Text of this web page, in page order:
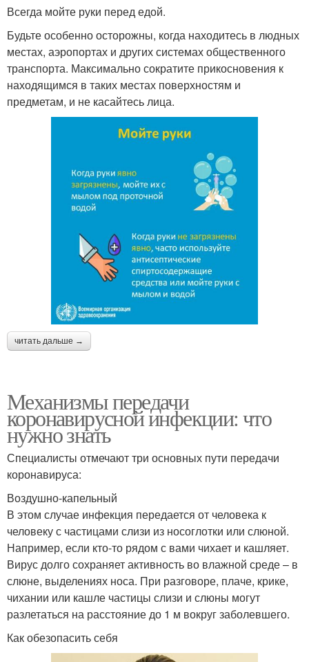
Всегда мойте руки перед едой.
Будьте особенно осторожны, когда находитесь в людных
местах, аэропортах и других системах общественного
транспорта. Максимально сократите прикосновения к
находящимся в таких местах поверхностям и
предметам, и не касайтесь лица.
читать дальше →
Механизмы передачи
коронавирусной инфекции: что
нужно знать
Специалисты отмечают три основных пути передачи
коронавируса:
Воздушно-капельный
В этом случае инфекция передается от человека к
человеку с частицами слизи из носоглотки или слюной.
Например, если кто-то рядом с вами чихает и кашляет.
Вирус долго сохраняет активность во влажной среде – в
слюне, выделениях носа. При разговоре, плаче, крике,
чихании или кашле частицы слизи и слюны могут
разлетаться на расстояние до 1 м вокруг заболевшего.
Как обезопасить себя